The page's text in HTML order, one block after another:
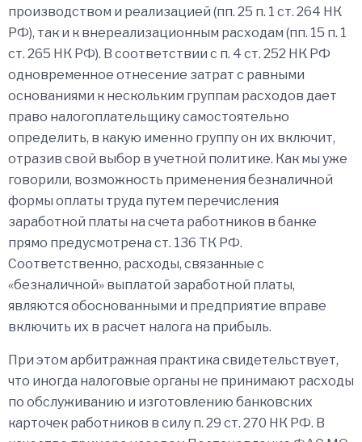
производством и реализацией (пп. 25 п. 1 ст. 264 НК
РФ), так и к внереализационным расходам (пп. 15 п. 1
ст. 265 НК РФ). В соответствии с п. 4 ст. 252 НК РФ
одновременное отнесение затрат с равными
основаниями к нескольким группам расходов дает
право налогоплательщику самостоятельно
определить, в какую именно группу он их включит,
отразив свой выбор в учетной политике. Как мы уже
говорили, возможность применения безналичной
формы оплаты труда путем перечисления
заработной платы на счета работников в банке
прямо предусмотрена ст. 136 ТК РФ.
Соответственно, расходы, связанные с
«безналичной» выплатой заработной платы,
являются обоснованными и предприятие вправе
включить их в расчет налога на прибыль.
При этом арбитражная практика свидетельствует,
что иногда налоговые органы не принимают расходы
по обслуживанию и изготовлению банковских
карточек работников в силу п. 29 ст. 270 НК РФ. В